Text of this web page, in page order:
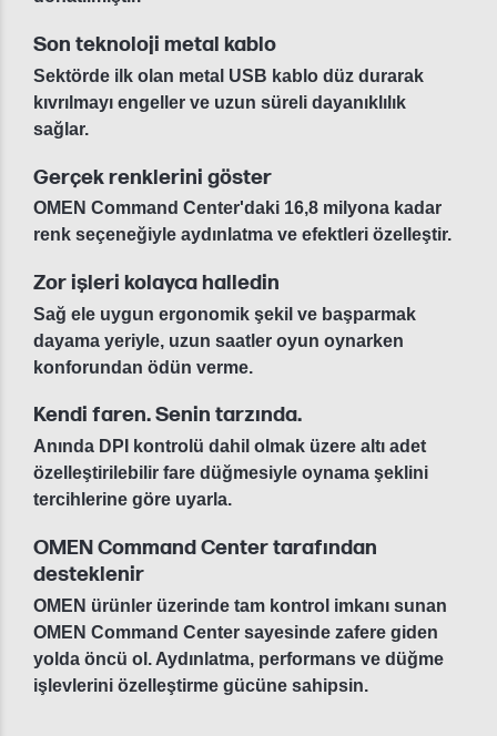
Son teknoloji metal kablo
Sektörde ilk olan metal USB kablo düz durarak
kıvrılmayı engeller ve uzun süreli dayanıklılık
sağlar.
Gerçek renklerini göster
OMEN Command Center'daki 16,8 milyona kadar
renk seçeneğiyle aydınlatma ve efektleri özelleştir.
Zor işleri kolayca halledin
Sağ ele uygun ergonomik şekil ve başparmak
dayama yeriyle, uzun saatler oyun oynarken
konforundan ödün verme.
Kendi faren. Senin tarzında.
Anında DPI kontrolü dahil olmak üzere altı adet
özelleştirilebilir fare düğmesiyle oynama şeklini
tercihlerine göre uyarla.
OMEN Command Center tarafından
desteklenir
OMEN ürünler üzerinde tam kontrol imkanı sunan
OMEN Command Center sayesinde zafere giden
yolda öncü ol. Aydınlatma, performans ve düğme
işlevlerini özelleştirme gücüne sahipsin.